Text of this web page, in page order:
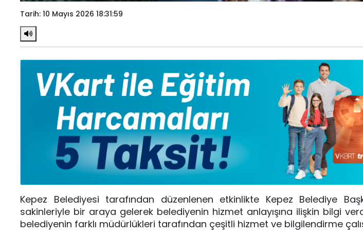
Tarih: 10 Mayıs 2026 18:31:59
Kepez Belediyesi tarafından düzenlenen etkinlikte Kepez Belediye
sakinleriyle bir araya gelerek belediyenin hizmet anlayışına ilişkin bilgi
belediyenin farklı müdürlükleri tarafından çeşitli hizmet ve bilgilendirme